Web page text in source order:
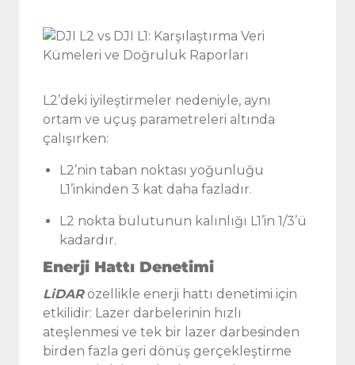
L2’deki iyileştirmeler nedeniyle, aynı
ortam ve uçuş parametreleri altında
çalışırken:
L2’nin taban noktası yoğunluğu
L1’inkinden 3 kat daha fazladır.
L2 nokta bulutunun kalınlığı L1’in 1/3’ü
kadardır.
Enerji Hattı Denetimi
LiDARözellikle enerji hattı denetimi için
etkilidir: Lazer darbelerinin hızlı
ateşlenmesi ve tek bir lazer darbesinden
birden fazla geri dönüş gerçekleştirme